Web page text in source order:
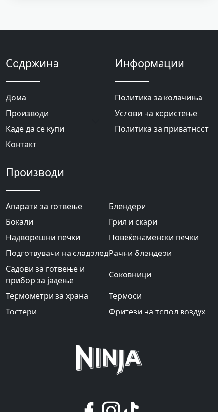
Содржина
Дома
Производи
Каде да се купи
Контакт
Информации
Политика за колачиња
Услови на користење
Политика за приватност
Производи
Апарати за готвење
Блендери
Бокали
Грил и скари
Надворешни печки
Повеќенаменски печки
Подготвувачи на сладоледРачни блендери
Садови за готвење и
прибор за јадење
Соковници
Термометри за храна
Термоси
Тостери
Фритези на топол воздух